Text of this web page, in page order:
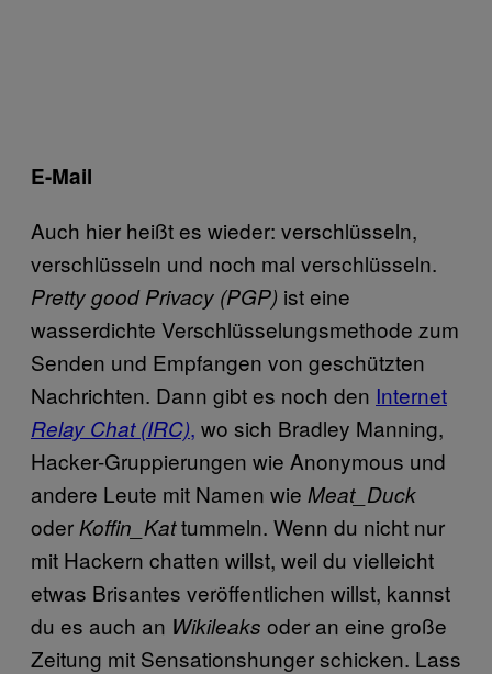
E-Mail
Auch hier heißt es wieder: verschlüsseln,
verschlüsseln und noch mal verschlüsseln.
Pretty good Privacy (PGP) ist eine
wasserdichte Verschlüsselungsmethode zum
Senden und Empfangen von geschützten
Nachrichten. Dann gibt es noch den Internet
Relay Chat (IRC), wo sich Bradley Manning,
Hacker-Gruppierungen wie Anonymous und
andere Leute mit Namen wie Meat_Duck
oder Koffin_Kattummeln. Wenn du nicht nur
mit Hackern chatten willst, weil du vielleicht
etwas Brisantes veröffentlichen willst, kannst
du es auch an Wikileaks oder an eine große
Zeitung mit Sensationshunger schicken. Lass